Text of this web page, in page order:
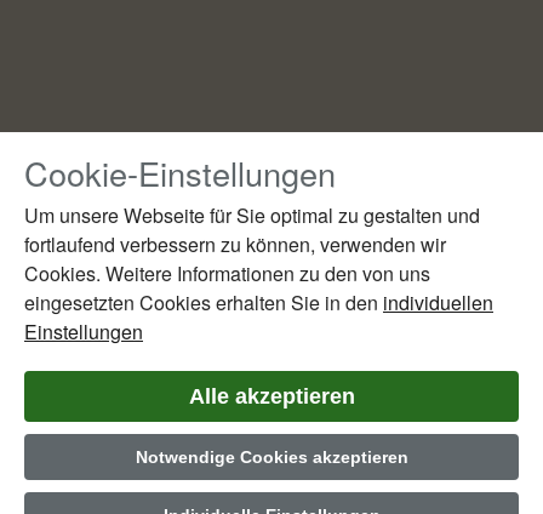
Drücken
Sie
Tab,
um
durch
die
Optionen
navigieren.
lehnt
Cookies
Cookie-Einstellungen
Um unsere Webseite für Sie optimal zu gestalten und
fortlaufend verbessern zu können, verwenden wir
Cookies. Weitere Informationen zu den von uns
eingesetzten Cookies erhalten Sie in den individuellen
Einstellungen
Alle akzeptieren
Notwendige Cookies akzeptieren